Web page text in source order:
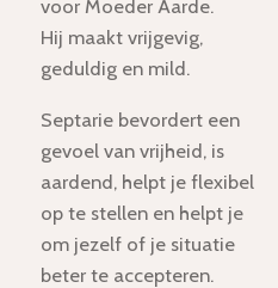
voor Moeder Aarde.
Hij maakt vrijgevig,
geduldig en mild.
Septarie bevordert een
gevoel van vrijheid, is
aardend, helpt je flexibel
op te stellen en helpt je
om jezelf of je situatie
beter te accepteren.